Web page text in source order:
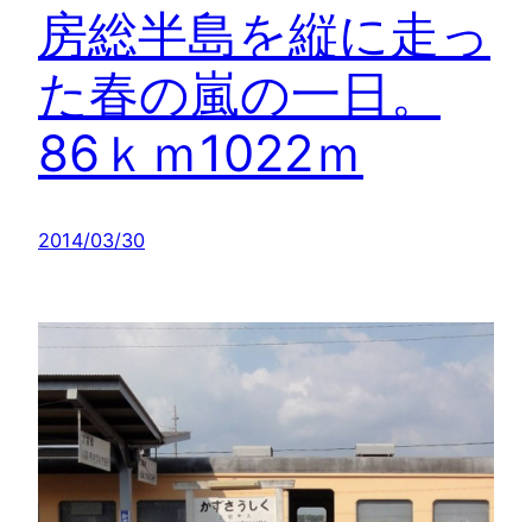
房総半島を縦に走っ
た春の嵐の一日。
86ｋｍ1022ｍ
2014/03/30